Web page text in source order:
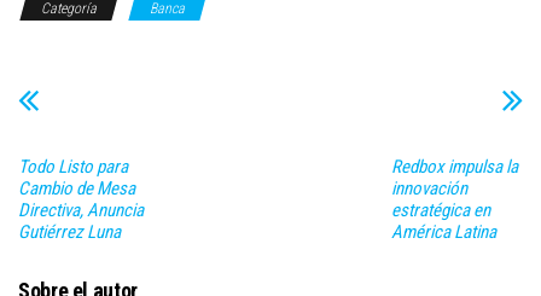
Categoría Banca
Todo Listo para
Cambio de Mesa
Directiva, Anuncia
Gutiérrez Luna
Redbox impulsa la
innovación
estratégica en
América Latina
Sobre el autor